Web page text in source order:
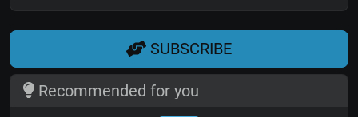
SUBSCRIBE
Recommended for you